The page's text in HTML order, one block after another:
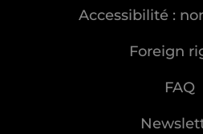
Accessibilité :
Foreign
FAQ